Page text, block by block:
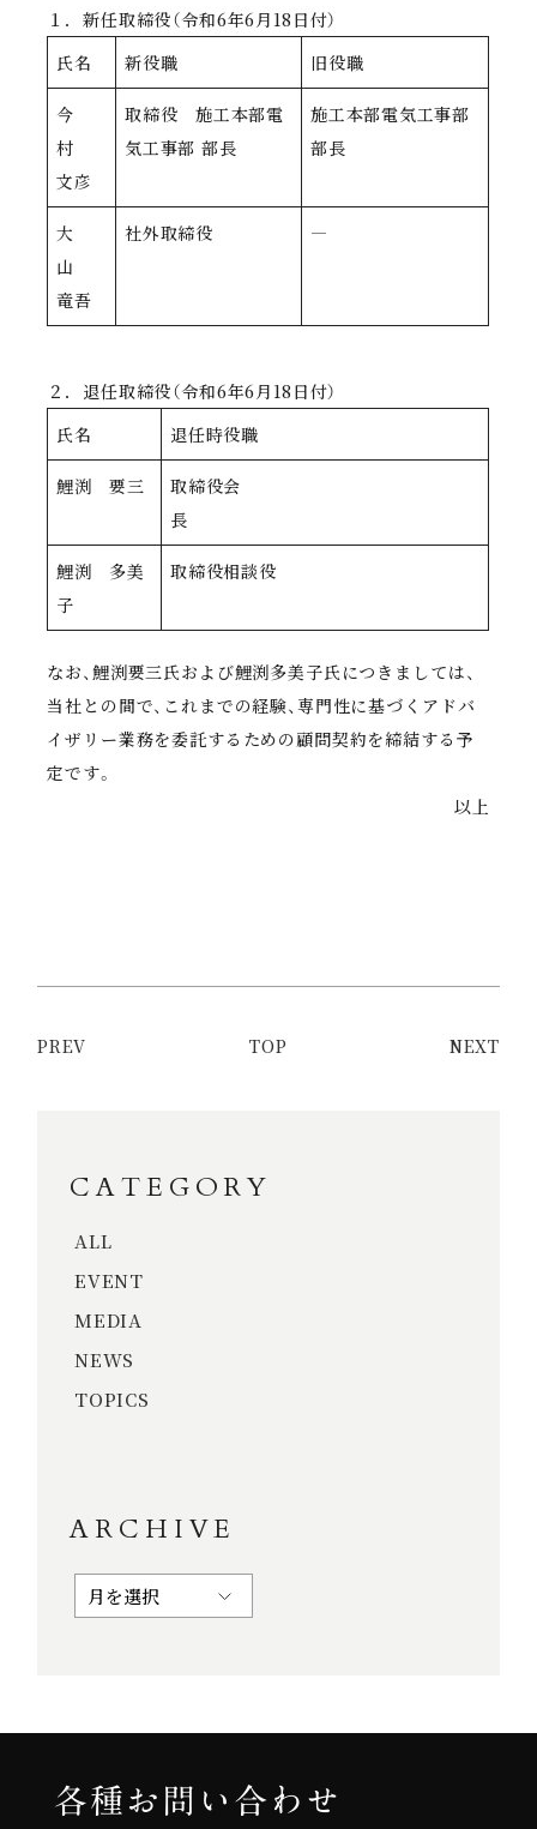
CATEGORY
ALL
EVENT
MEDIA
NEWS
TOPICS
ARCHIVE
１．新任取締役（令和6年6月18日付）
氏名
新役職 旧役職
今
村
文彦
取締役 施工本部電
気工事部 部長
施工本部電気工事部
部長
大
山
竜吾
社外取締役 ―
２．退任取締役（令和6年6月18日付）
氏名
退任時役職
鯉渕 要三
取締役会
長
鯉渕 多美
子
取締役相談役
なお、鯉渕要三氏および鯉渕多美子氏につきましては、
当社との間で、これまでの経験、専門性に基づくアドバ
イザリー業務を委託するための顧問契約を締結する予
定です。
以上
PREV TOP NEXT
各種お問い合わせ